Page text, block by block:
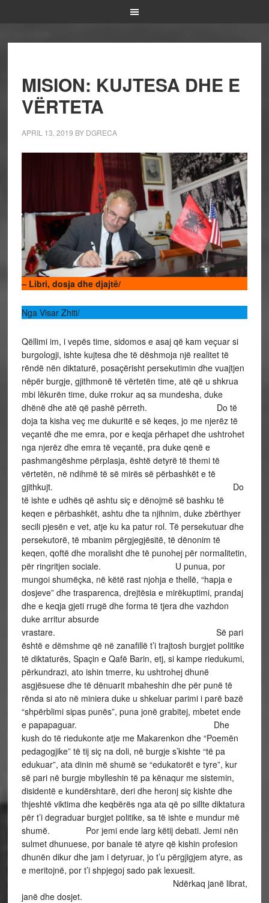
MISION: KUJTESA DHE E
VËRTETA
APRIL 13, 2019 BY DGRECA
– Libri, dosja dhe djajtë/
Nga Visar Zhiti/
Qëllimi im, i vepës time, sidomos e asaj që kam veçuar si
burgologji, ishte kujtesa dhe të dëshmoja një realitet të
rëndë nën diktaturë, posaçërisht persekutimin dhe vuajtjen
nëpër burgje, gjithmonë të vërtetën time, atë që u shkrua
mbi lëkurën time, duke rrokur aq sa mundesha, duke
dhënë dhe atë që pashë përreth. Do të
doja ta kisha veç me dukuritë e së keqes, jo me njerëz të
veçantë dhe me emra, por e keqja përhapet dhe ushtrohet
nga njerëz dhe emra të veçantë, pra duke qenë e
pashmangëshme përplasja, është detyrë të themi të
vërtetën, në ndihmë të së mirës së përbashkët e të
gjithkujt. Do
të ishte e udhës që ashtu siç e dënojmë së bashku të
keqen e përbashkët, ashtu dhe ta njihnim, duke zbërthyer
secili pjesën e vet, atje ku ka patur rol. Të persekutuar dhe
persekutorë, të mbanim përgjegjësitë, të dënonim të
keqen, qoftë dhe moralisht dhe të punohej për normalitetin,
për ringritjen sociale. U punua, por
mungoi shumëçka, në këtë rast njohja e thellë, “hapja e
dosjeve” dhe trasparenca, drejtësia e mirëkuptimi, prandaj
dhe e keqja gjeti rrugë dhe forma të tjera dhe vazhdon
duke arritur absurde
vrastare. Së pari
është e dëmshme që në zanafillë t’i trajtosh burgjet politike
të diktaturës, Spaçin e Qafë Barin, etj, si kampe riedukumi,
përkundrazi, ato ishin tmerre, ku ushtrohej dhunë
asgjësuese dhe të dënuarit mbaheshin dhe për punë të
rënda si ato në miniera duke u shkeluar parimi i parë bazë
“shpërblimi sipas punës”, puna jonë grabitej, mbetet ende
e papapaguar. Dhe
kush do të riedukonte atje me Makarenkon dhe “Poemën
pedagogjike” të tij siç na doli, në burgje s’kishte “të pa
edukuar”, ata dinin më shumë se “edukatorët e tyre”, kur
së pari në burgje mbylleshin të pa kënaqur me sistemin,
disidentë e kundërshtarë, deri dhe heronj siç kishte dhe
thjeshtë viktima dhe keqbërës nga ata që po sillte diktatura
për t’i degraduar burgjet politike, sa të ishte e mundur më
shumë. Por jemi ende larg këtij debati. Jemi nën
sulmet dhunuese, por banale të atyre që kishin profesion
dhunën dikur dhe jam i detyruar, jo t’u përgjigjem atyre, as
e meritojnë, por t’i shpjegoj sado pak lexuesit.
Ndërkaq janë librat,
janë dhe dosjet.